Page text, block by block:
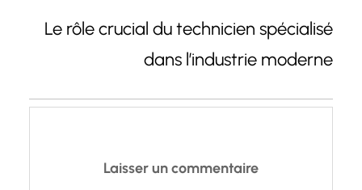
Le rôle crucial du technicien spécialisé
dans l’industrie moderne
Laisser un commentaire